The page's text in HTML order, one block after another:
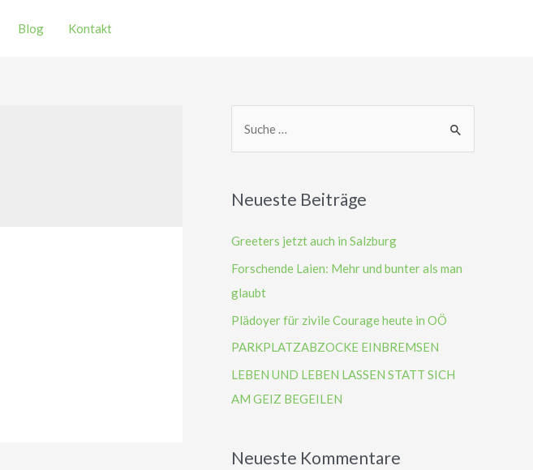
Blog Kontakt
n
n
Neueste Beiträge
Greeters jetzt auch in Salzburg
Forschende Laien: Mehr und bunter als man
glaubt
Plädoyer für zivile Courage heute in OÖ
PARKPLATZABZOCKE EINBREMSEN
LEBEN UND LEBEN LASSEN STATT SICH
AM GEIZ BEGEILEN
Neueste Kommentare